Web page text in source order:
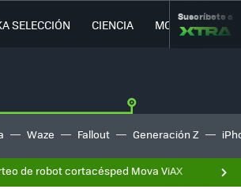
SELECCIÓN CIENCIA MOVILIDAD
Suscríbete a
Waze Fallout Generación Z
de robot cortacésped Mova ViAX